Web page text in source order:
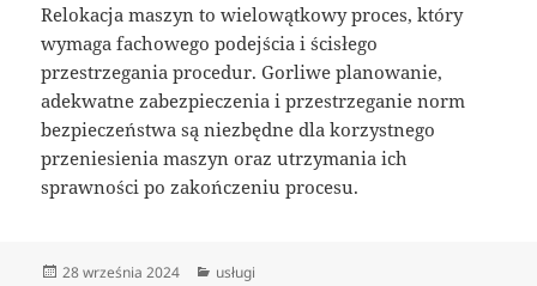
Relokacja maszyn to wielowątkowy proces, który
wymaga fachowego podejścia i ścisłego
przestrzegania procedur. Gorliwe planowanie,
adekwatne zabezpieczenia i przestrzeganie norm
bezpieczeństwa są niezbędne dla korzystnego
przeniesienia maszyn oraz utrzymania ich
sprawności po zakończeniu procesu.
Data
28 września 2024 Kategorie
usługi